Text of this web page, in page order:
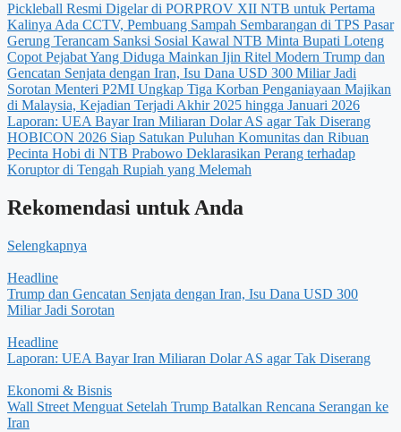
Pickleball Resmi Digelar di PORPROV XII NTB untuk Pertama
Kalinya Ada CCTV, Pembuang Sampah Sembarangan di TPS Pasar
Gerung Terancam Sanksi Sosial Kawal NTB Minta Bupati Loteng
Copot Pejabat Yang Diduga Mainkan Ijin Ritel Modern Trump dan
Gencatan Senjata dengan Iran, Isu Dana USD 300 Miliar Jadi
Sorotan Menteri P2MI Ungkap Tiga Korban Penganiayaan Majikan
di Malaysia, Kejadian Terjadi Akhir 2025 hingga Januari 2026
Laporan: UEA Bayar Iran Miliaran Dolar AS agar Tak Diserang
HOBICON 2026 Siap Satukan Puluhan Komunitas dan Ribuan
Pecinta Hobi di NTB Prabowo Deklarasikan Perang terhadap
Koruptor di Tengah Rupiah yang Melemah
Rekomendasi untuk Anda
Selengkapnya
Headline
Trump dan Gencatan Senjata dengan Iran, Isu Dana USD 300
Miliar Jadi Sorotan
Headline
Laporan: UEA Bayar Iran Miliaran Dolar AS agar Tak Diserang
Ekonomi & Bisnis
Wall Street Menguat Setelah Trump Batalkan Rencana Serangan ke
Iran